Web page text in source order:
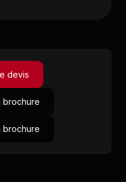
devis
brochure
brochure